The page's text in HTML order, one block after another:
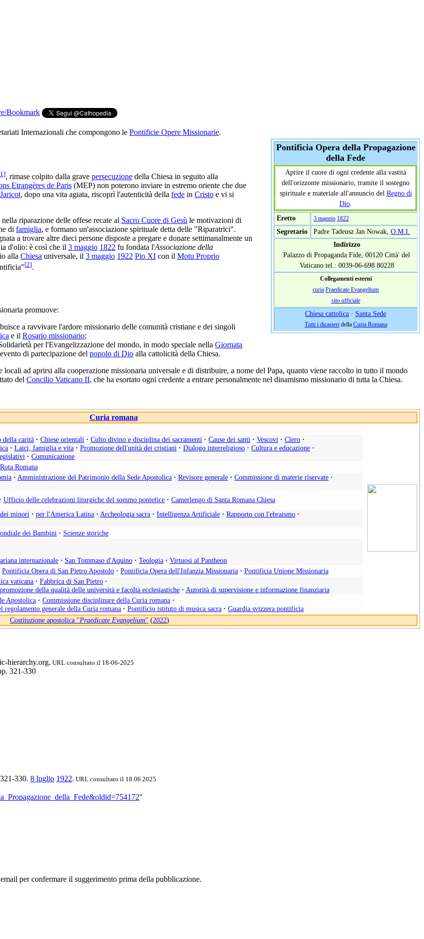
Pontificia Opera della Propagazione
della Fede
Aprire il cuore di ogni credente alla vastità
dell'orizzonte missionario, tramite il sostegno
spirituale e materiale all'annuncio del Regno di
Dio.
Eretto
3 maggio 1822
Segretario Padre Tadeusz Jan Nowak, O.M.I.
Indirizzo
Palazzo di Propaganda Fide, 00120 Città' del
Vaticano tel.: 0039-06-698 80228
Collegamenti esterni
curia Praedicate Evangelium
sito ufficiale
Chiesa cattolica · Santa Sede
Tutti i dicasteridella Curia Romana
Internazionali che compongono le Pontificie Opere Missionarie.
1], rimase colpito dalla grave persecuzione della Chiesa in seguito alla
Etrangères de Paris (MEP) non poterono inviare in estremo oriente che due
, dopo una vita agiata, riscoprì l'autenticità della fede in Cristo e vi si
nella riparazione delle offese recate al Sacro Cuore di Gesù le motivazioni di
di famiglia, e formano un'associazione spirituale detta delle "Riparatrici".
a trovare altre dieci persone disposte a pregare e donare settimanalmente un
d'olio: è così che il 3 maggio 1822 fu fondata l'Associazione della
alla Chiesa universale, il 3 maggio 1922 Pio XI con il Motu Proprio
[2].
promuove:
a ravvivare l'ardore missionario delle comunità cristiane e dei singoli
e il Rosario missionario;
per l'Evangelizzazione del mondo, in modo speciale nella Giornata
di partecipazione del popolo di Dio alla cattolicità della Chiesa.
ad aprirsi alla cooperazione missionaria universale e di distribuire, a nome del Papa, quanto viene raccolto in tutto il mondo
del Concilio Vaticano II, che ha esortato ogni credente a entrare personalmente nel dinamismo missionario di tutta la Chiesa.
Curia romana
della carità · Chiese orientali · Culto divino e disciplina dei sacramenti · Cause dei santi · Vescovi · Clero ·
· Laici, famiglia e vita · Promozione dell'unità dei cristiani · Dialogo interreligioso · Cultura e educazione ·
· Comunicazione
Rota Romana
· Amministrazione del Patrimonio della Sede Apostolica · Revisore generale · Commissione di materie riservate ·
· Ufficio delle celebrazioni liturgiche del sommo pontefice · Camerlengo di Santa Romana Chiesa
minori · per l'America Latina · Archeologia sacra · Intelligenza Artificiale · Rapporto con l'ebraismo ·
dei Bambini · Scienze storiche
internazionale · San Tommaso d'Aquino · Teologia · Virtuosi al Pantheon
Pontificia Opera di San Pietro Apostolo · Pontificia Opera dell'Infanzia Missionaria · Pontificia Unione Missionaria
vaticana · Fabbrica di San Pietro ·
della qualità delle università e facoltà ecclesiastiche · Autorità di supervisione e informazione finanziaria
Apostolica · Commissione disciplinare della Curia romana ·
regolamento generale della Curia romana · Pontificio istituto di musica sacra · Guardia svizzera pontificia
Costituzione apostolica "Praedicate Evangelium" (2022)
hierarchy.org. URL consultato il 18-06-2025
321-330
330. 8 luglio 1922. URL consultato il 18.06.2025
"
per confermare il suggerimento prima della pubblicazione.